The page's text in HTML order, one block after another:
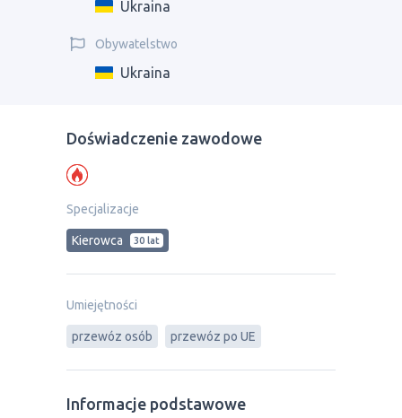
Ukraina
Obywatelstwo
Ukraina
Doświadczenie zawodowe
Specjalizacje
Kierowca 30 lat
Umiejętności
przewóz osób przewóz po UE
Informacje podstawowe